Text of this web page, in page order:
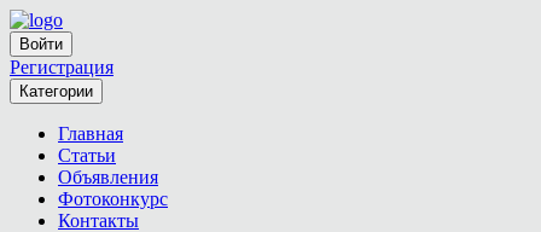
Войти
Регистрация
Категории
Главная
Статьи
Объявления
Фотоконкурс
Контакты